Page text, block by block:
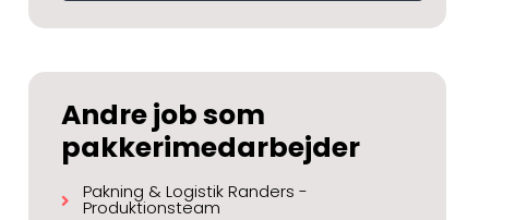
Andre job som
pakkerimedarbejder
Pakning & Logistik Randers -
Produktionsteam